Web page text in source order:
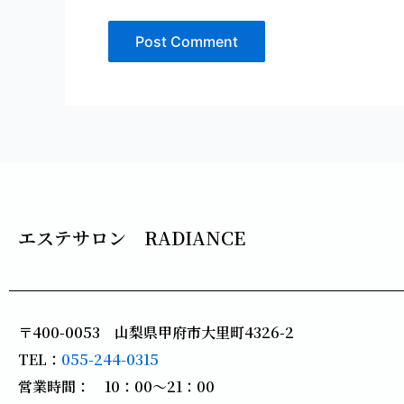
エステサロン RADIANCE
〒400-0053 山梨県甲府市大里町4326-2
TEL： 055-244-0315
営業時間： 10：00～21：00